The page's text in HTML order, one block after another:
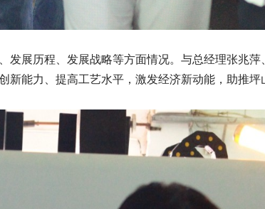
展历程、发展战略等方面情况。与总经理张兆萍
能力、提高工艺水平，激发经济新动能，助推坪